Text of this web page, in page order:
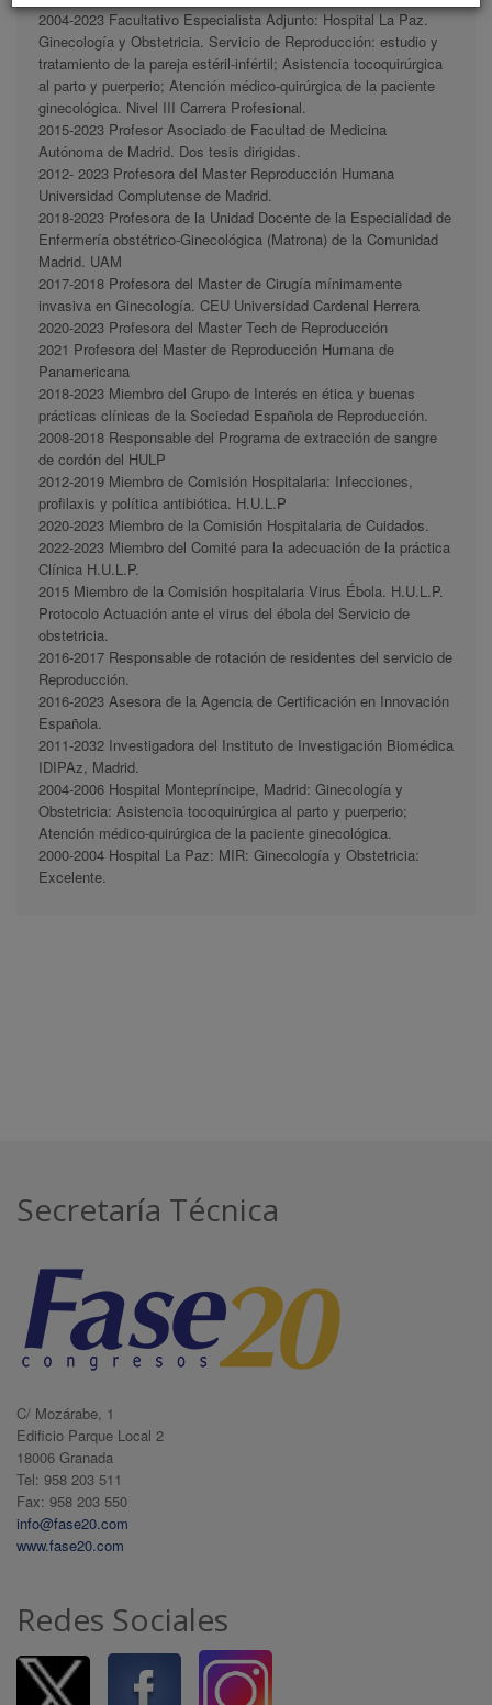
2004-2023 Facultativo Especialista Adjunto: Hospital La Paz.
Ginecología y Obstetricia. Servicio de Reproducción: estudio y
tratamiento de la pareja estéril-infértil; Asistencia tocoquirúrgica
al parto y puerperio; Atención médico-quirúrgica de la paciente
ginecológica. Nivel III Carrera Profesional.
2015-2023 Profesor Asociado de Facultad de Medicina
Autónoma de Madrid. Dos tesis dirigidas.
2012- 2023 Profesora del Master Reproducción Humana
Universidad Complutense de Madrid.
2018-2023 Profesora de la Unidad Docente de la Especialidad de
Enfermería obstétrico-Ginecológica (Matrona) de la Comunidad
Madrid. UAM
2017-2018 Profesora del Master de Cirugía mínimamente
invasiva en Ginecología. CEU Universidad Cardenal Herrera
2020-2023 Profesora del Master Tech de Reproducción
2021 Profesora del Master de Reproducción Humana de
Panamericana
2018-2023 Miembro del Grupo de Interés en ética y buenas
prácticas clínicas de la Sociedad Española de Reproducción.
2008-2018 Responsable del Programa de extracción de sangre
de cordón del HULP
2012-2019 Miembro de Comisión Hospitalaria: Infecciones,
profilaxis y política antibiótica. H.U.L.P
2020-2023 Miembro de la Comisión Hospitalaria de Cuidados.
2022-2023 Miembro del Comité para la adecuación de la práctica
Clínica H.U.L.P.
2015 Miembro de la Comisión hospitalaria Virus Ébola. H.U.L.P.
Protocolo Actuación ante el virus del ébola del Servicio de
obstetricia.
2016-2017 Responsable de rotación de residentes del servicio de
Reproducción.
2016-2023 Asesora de la Agencia de Certificación en Innovación
Española.
2011-2032 Investigadora del Instituto de Investigación Biomédica
IDIPAz, Madrid.
2004-2006 Hospital Montepríncipe, Madrid: Ginecología y
Obstetricia: Asistencia tocoquirúrgica al parto y puerperio;
Atención médico-quirúrgica de la paciente ginecológica.
2000-2004 Hospital La Paz: MIR: Ginecología y Obstetricia:
Excelente.
Secretaría Técnica
C/ Mozárabe, 1
Edificio Parque Local 2
18006 Granada
Tel: 958 203 511
Fax: 958 203 550
info@fase20.com
www.fase20.com
Redes Sociales